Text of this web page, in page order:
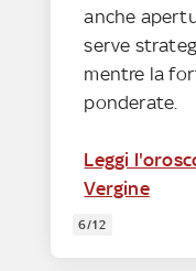
anche
serve
mentre la
ponderate.
Leggi
Vergine
6/12